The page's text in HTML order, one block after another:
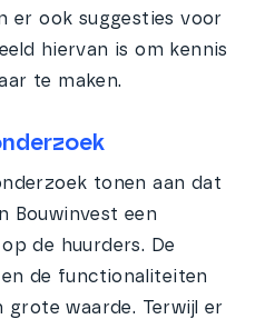
er ook suggesties voor
hiervan is om kennis
te maken.
tonen aan dat
Bouwinvest een
de huurders. De
de functionaliteiten
waarde. Terwijl er